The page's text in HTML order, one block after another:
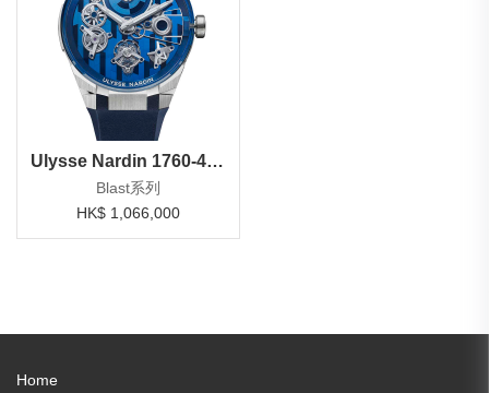
Ulysse Nardin 1760-401-3A/3A
Blast系列
HK$ 1,066,000
Home